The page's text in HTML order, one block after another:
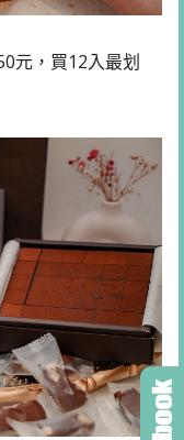
元，買12入最划